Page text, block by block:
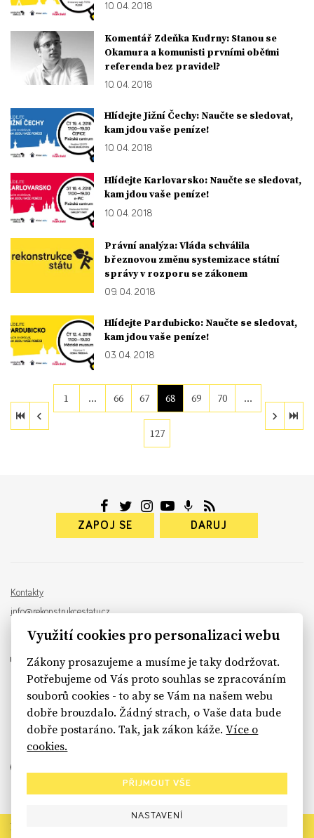
10. 04. 2018
Komentář Zdeňka Kudrny: Stanou se
Okamura a komunisti prvními oběťmi
referenda bez pravidel?
10. 04. 2018
Hlídejte Jižní Čechy: Naučte se sledovat,
kam jdou vaše peníze!
10. 04. 2018
Hlídejte Karlovarsko: Naučte se sledovat,
kam jdou vaše peníze!
10. 04. 2018
Právní analýza: Vláda schválila
březnovou změnu systemizace státní
správy v rozporu se zákonem
09. 04. 2018
Hlídejte Pardubicko: Naučte se sledovat,
kam jdou vaše peníze!
03. 04. 2018
1 … 66 67 68 69 70 …
127
ZAPOJ SE DARUJ
Kontakty
info@rekonstrukcestatu.cz
Návrh a vývoj: Sinfin , ilustrace:
sinfin.digital
Rekonstrukce státu končí. Její členské organizace však dál
Využití cookies pro personalizaci webu
Zákony prosazujeme a musíme je taky dodržovat.
Potřebujeme od Vás proto souhlas se zpracováním
souborů cookies - to aby se Vám na našem webu
dobře brouzdalo. Žádný strach, o Vaše data bude
dobře postaráno. Tak, jak zákon káže.Více o
cookies.
PŘIJMOUT VŠE
NASTAVENÍ